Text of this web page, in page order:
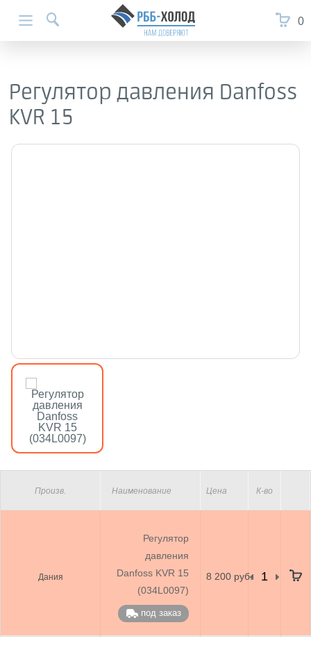
0
Регулятор давления Danfoss
KVR 15
Произв. Наименование Цена К-во
Дания
Регулятор
давления
Danfoss KVR 15
(034L0097)
под заказ
8 200 руб.